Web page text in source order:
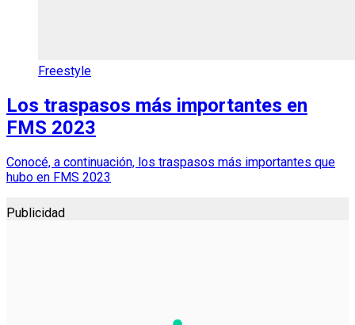
Freestyle
Los traspasos más importantes en
FMS 2023
Conocé, a continuación, los traspasos más importantes que
hubo en FMS 2023
Publicidad